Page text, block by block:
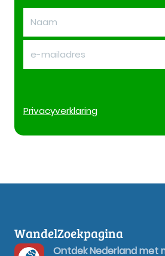
Privacyverklaring
WandelZoekpagina
Ontdek Nederland met